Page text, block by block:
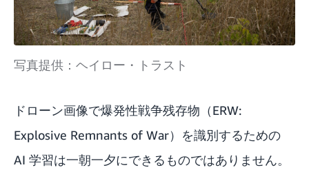
写真提供：ヘイロー・トラスト
ドローン画像で爆発性戦争残存物（ERW:
Explosive Remnants of War）を識別するための
AI 学習は一朝一夕にできるものではありません。